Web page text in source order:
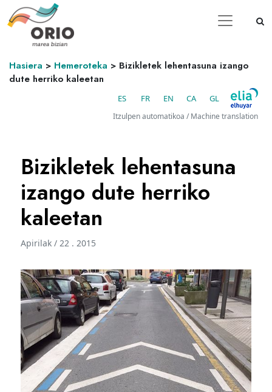
Hasiera > Hemeroteka > Bizikletek lehentasuna izango
dute herriko kaleetan
ES FR EN CA GL
Itzulpen automatikoa / Machine translation
Bizikletek lehentasuna
izango dute herriko
kaleetan
Apirilak / 22 . 2015